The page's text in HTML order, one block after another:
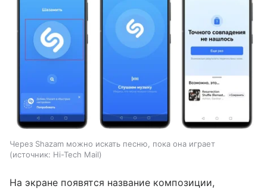
Через Shazam можно искать песню, пока она играет
источник: Hi-Tech Mail
На экране появятся название композиции,